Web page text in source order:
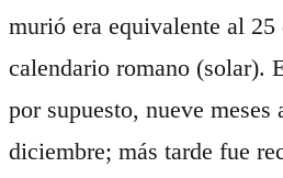
murió era equivalente al 25
calendario romano (solar).
por supuesto, nueve meses
diciembre; más tarde fue